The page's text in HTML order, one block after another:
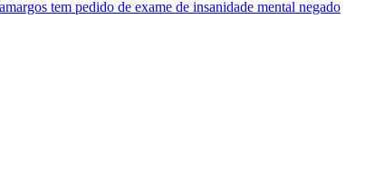
tem pedido de exame de insanidade mental negado